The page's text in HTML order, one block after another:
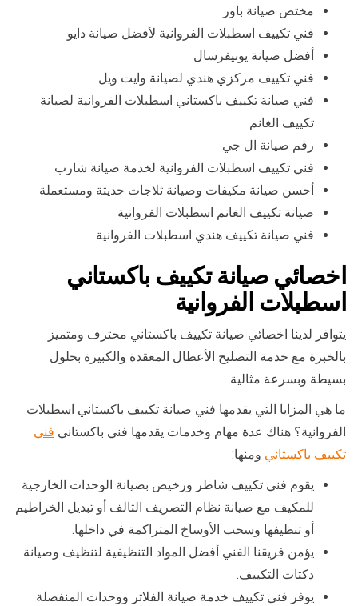
مختص صيانة باور
فني تكييف اسطبلات الفروانية لأفضل صيانة دايو
أفضل صيانة يونيفرسال
فني تكييف مركزي هندي لصيانة وايت ويل
فني صيانة تكييف باكستاني اسطبلات الفروانية لصيانة
تكييف الغانم
رقم صيانة ال جي
فني تكييف اسطبلات الفروانية لخدمة صيانة شارب
أحسن صيانة مكيفات وصيانة ثلاجات حديثة ومستعملة
صيانة تكييف الغانم اسطبلات الفروانية
فني صيانة تكييف هندي اسطبلات الفروانية
اخصائي صيانة تكييف باكستاني
اسطبلات الفروانية
يتوافر لدينا اخصائي صيانة تكييف باكستاني محترف ومتميز
بالخبرة مع خدمة التصليح الأعطال المعقدة والكبيرة بحلول
بسيطة وبسرعة مثالية.
ما هي المزايا التي يقدمها فني صيانة تكييف باكستاني اسطبلات
الفروانية؟ هناك عدة مهام وخدمات يقدمها فني باكستاني فني
تكييف باكستاني ومنها:
يقوم فني تكييف شاطر ورخيص بصيانة الوحدات الخارجية
للمكيف مع صيانة نظام التصريف التالف أو تبديل الخراطيم
أو تنظيفها وسحب الأوساخ المتراكمة في داخلها.
يؤمن فريقنا الفني أفضل المواد التنظيفية لتنظيف وصيانة
دكتات التكييف.
يوفر فني تكييف خدمة صيانة الفلاتر ووحدات المنفصلة